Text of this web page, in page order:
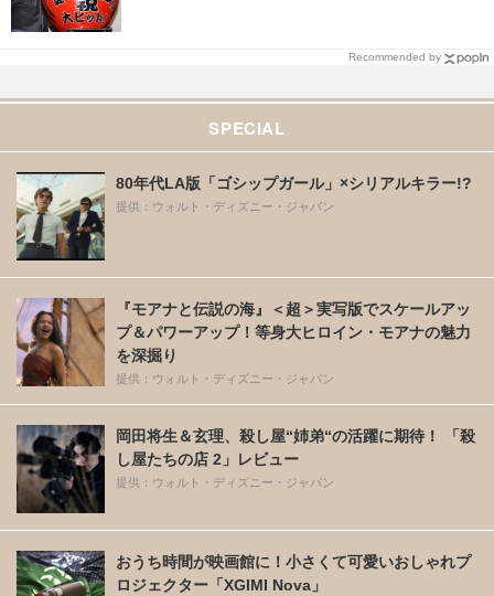
Recommended by
SPECIAL
80年代LA版「ゴシップガール」×シリアルキラー!?
提供：ウォルト・ディズニー・ジャパン
『モアナと伝説の海』＜超＞実写版でスケールアッ
プ＆パワーアップ！等身大ヒロイン・モアナの魅力
を深掘り
提供：ウォルト・ディズニー・ジャパン
岡田将生＆玄理、殺し屋“姉弟“の活躍に期待！ 「殺
し屋たちの店 2」レビュー
提供：ウォルト・ディズニー・ジャパン
おうち時間が映画館に！小さくて可愛いおしゃれプ
ロジェクター「XGIMI Nova」